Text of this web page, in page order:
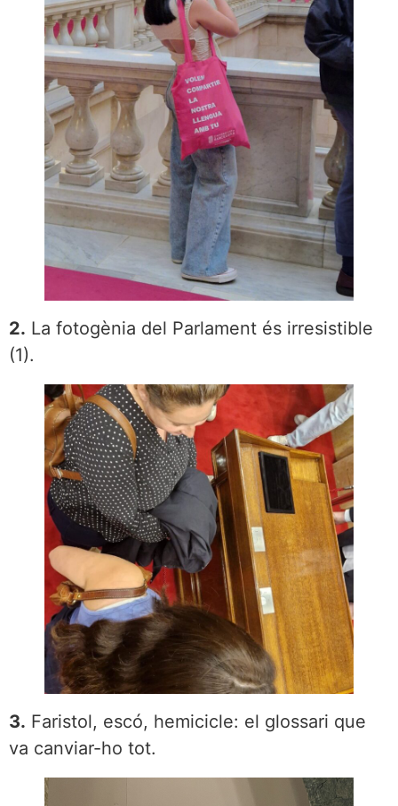
2. La fotogènia del Parlament és irresistible
(1).
3. Faristol, escó, hemicicle: el glossari que
va canviar-ho tot.